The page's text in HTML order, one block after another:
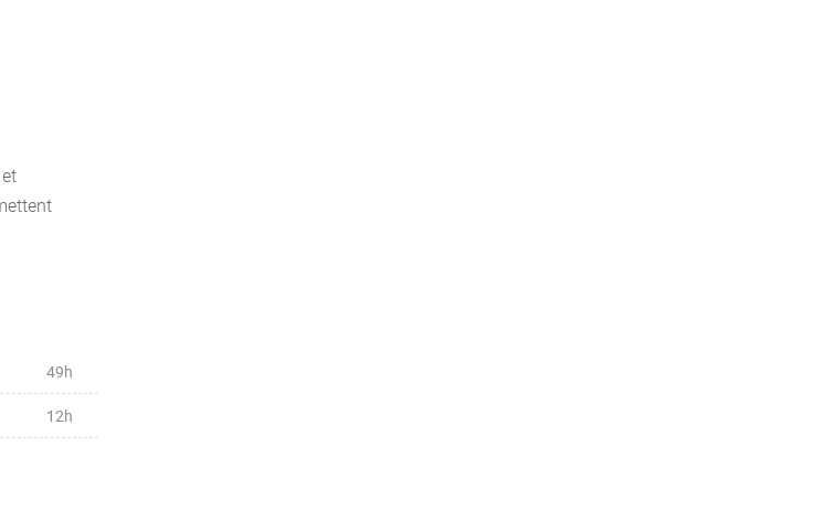
l’aide
49h
12h